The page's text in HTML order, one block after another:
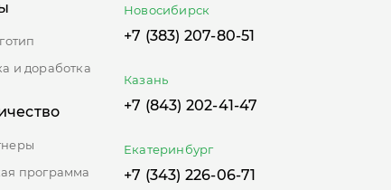
и доработка
программа
Новосибирск
+7 (383) 207-80-51
Казань
+7 (843) 202-41-47
Екатеринбург
+7 (343) 226-06-71